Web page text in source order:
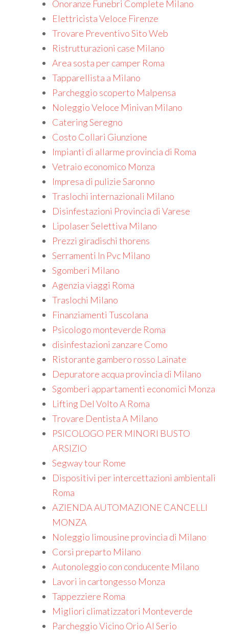
Onoranze Funebri Complete Milano
Elettricista Veloce Firenze
Trovare Preventivo Sito Web
Ristrutturazioni case Milano
Area sosta per camper Roma
Tapparellista a Milano
Parcheggio scoperto Malpensa
Noleggio Veloce Minivan Milano
Catering Seregno
Costo Collari Giunzione
Impianti di allarme provincia di Roma
Vetraio economico Monza
Impresa di pulizie Saronno
Traslochi internazionali Milano
Disinfestazioni Provincia di Varese
Lipolaser Selettiva Milano
Prezzi giradischi thorens
Serramenti In Pvc Milano
Sgomberi Milano
Agenzia viaggi Roma
Traslochi Milano
Finanziamenti Tuscolana
Psicologo monteverde Roma
disinfestazioni zanzare Como
Ristorante gambero rosso Lainate
Depuratore acqua provincia di Milano
Sgomberi appartamenti economici Monza
Lifting Del Volto A Roma
Trovare Dentista A Milano
PSICOLOGO PER MINORI BUSTO
ARSIZIO
Segway tour Rome
Dispositivi per intercettazioni ambientali
Roma
AZIENDA AUTOMAZIONE CANCELLI
MONZA
Noleggio limousine provincia di Milano
Corsi preparto Milano
Autonoleggio con conducente Milano
Lavori in cartongesso Monza
Tappezziere Roma
Migliori climatizzatori Monteverde
Parcheggio Vicino Orio Al Serio